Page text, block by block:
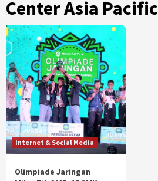
Center Asia Pacific
Internet & Social Media
Olimpiade Jaringan